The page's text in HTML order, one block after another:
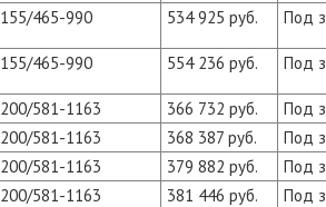
155/465-990 534 925 руб. Под
155/465-990 554 236 руб. Под
200/581-1163 366 732 руб.
Под
200/581-1163 368 387 руб.
Под
200/581-1163 379 882 руб.
Под
200/581-1163 381 446 руб.
Под